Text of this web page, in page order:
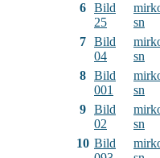
6 Bild
25
sn
7 Bild
04
sn
8 Bild
001
sn
9 Bild
02
sn
10 Bild